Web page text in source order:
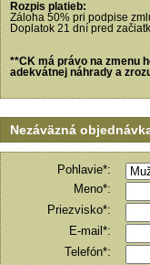
Rozpis platieb:
Záloha 50% pri podpise
Doplatok 21 dní pred
**CK má právo na zmenu
adekvátnej náhrady a
Nezáväzná
Pohlavie*:
Meno*:
Priezvisko*:
E-mail*:
Telefón*: